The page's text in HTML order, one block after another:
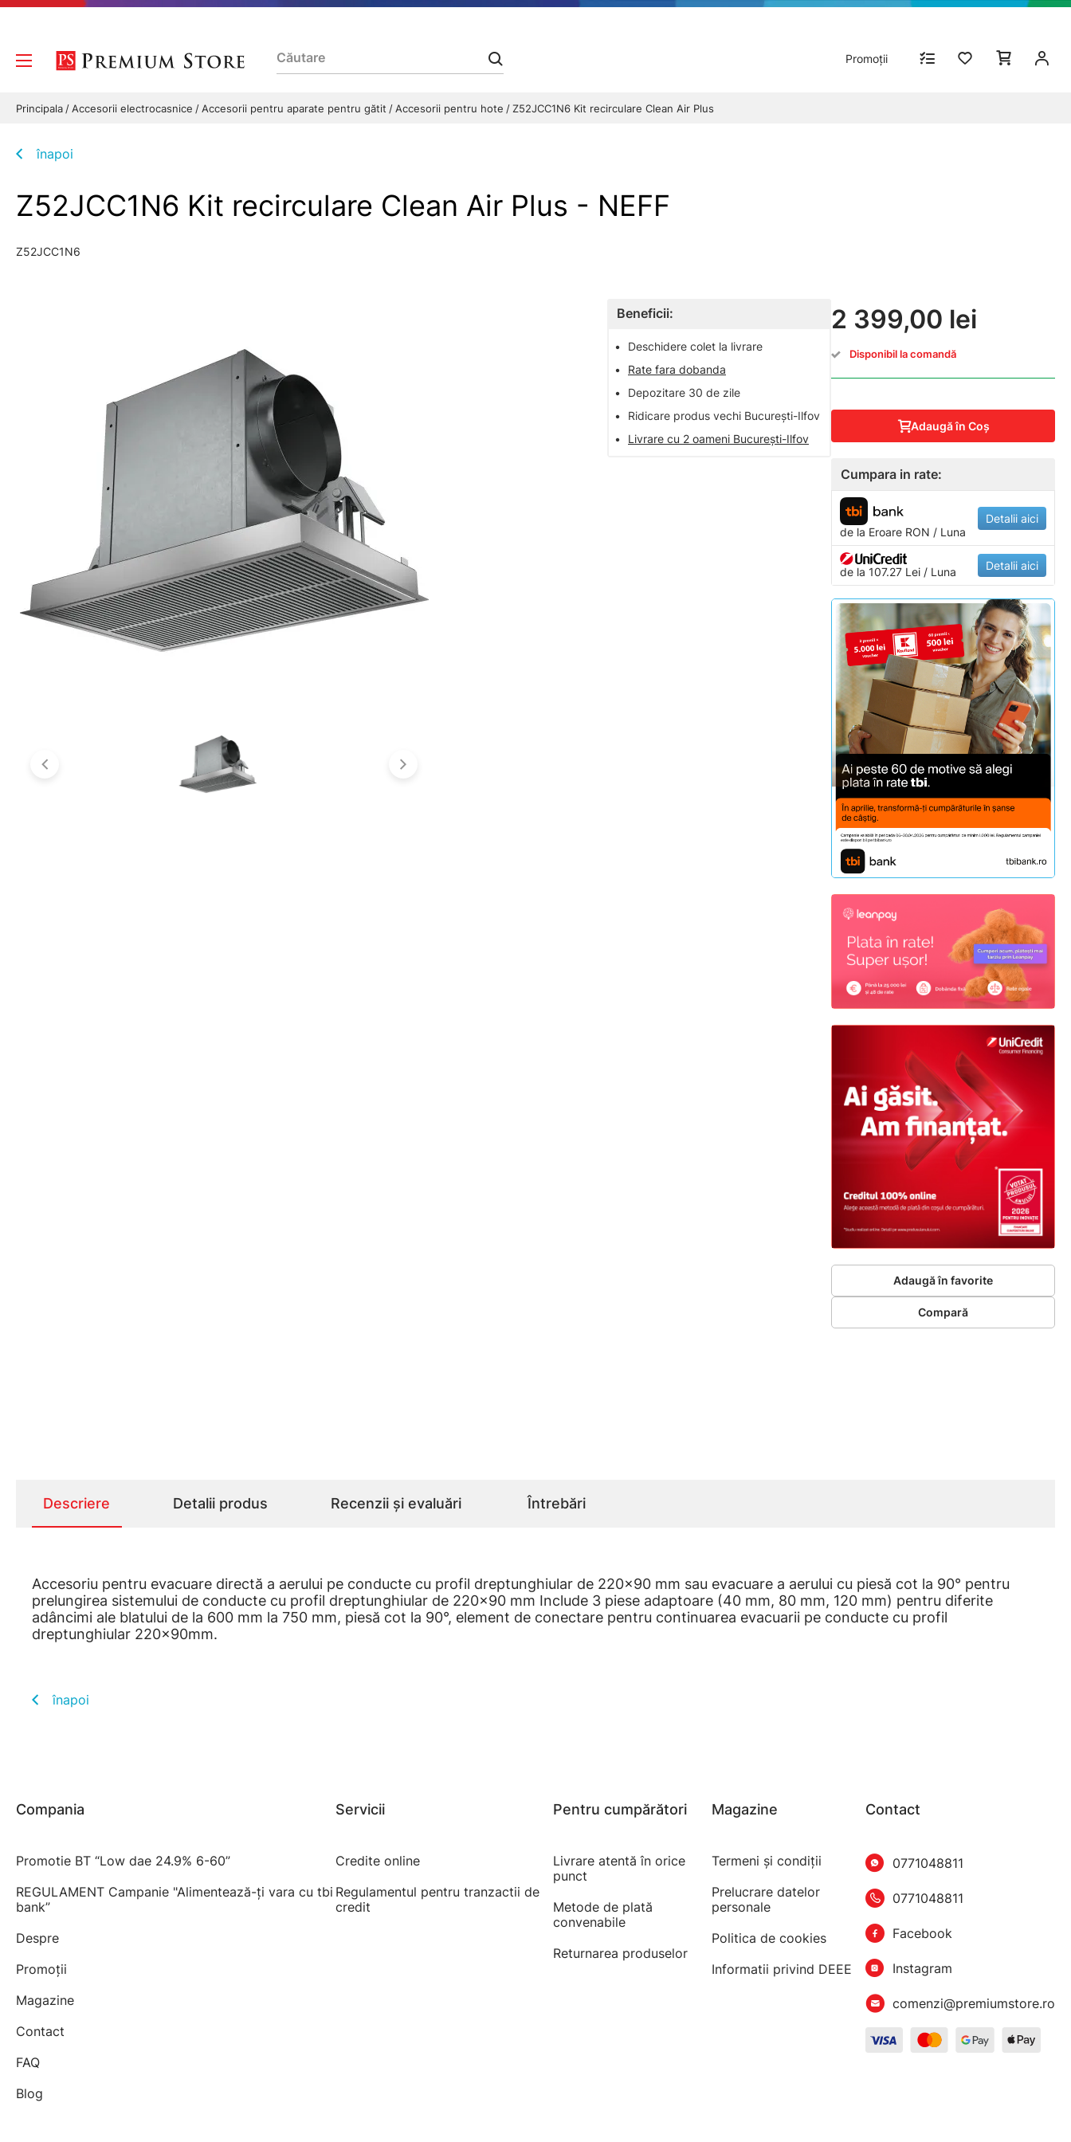
Promoții
Principala Accesorii electrocasnice Accesorii pentru aparate pentru gătit Accesorii pentru hote Z52JCC1N6 Kit recirculare Clean Air Plus
înapoi
Z52JCC1N6 Kit recirculare Clean Air Plus - NEFF
Z52JCC1N6
Beneficii:
•
Deschidere colet la livrare
•
Rate fara dobanda
•
Depozitare 30 de zile
•
Ridicare produs vechi București-Ilfov
•
Livrare cu 2 oameni București-Ilfov
2 399,00 lei
Disponibil la comandă
Adaugă în Coş
Cumpara in rate:
de la Eroare RON / Luna
Detalii aici
de la 107.27 Lei / Luna Detalii aici
Adaugă în favorite
Compară
Descriere Detalii produs Recenzii și evaluări Întrebări
Accesoriu pentru evacuare directă a aerului pe conducte cu profil dreptunghiular de 220x90 mm sau evacuare a aerului cu piesă cot la 90° pentru
prelungirea sistemului de conducte cu profil dreptunghiular de 220x90 mm Include 3 piese adaptoare (40 mm, 80 mm, 120 mm) pentru diferite
adâncimi ale blatului de la 600 mm la 750 mm, piesă cot la 90°, element de conectare pentru continuarea evacuarii pe conducte cu profil
dreptunghiular 220x90mm.
înapoi
Compania
Promotie BT “Low dae 24.9% 6-60”
REGULAMENT Campanie "Alimentează-ți vara cu tbi
bank”
Despre
Promoții
Magazine
Contact
FAQ
Blog
Servicii
Credite online
Regulamentul pentru tranzactii de
credit
Pentru cumpărători
Livrare atentă în orice
punct
Metode de plată
convenabile
Returnarea produselor
Magazine
Termeni şi condiţii
Prelucrare datelor
personale
Politica de cookies
Informatii privind DEEE
Contact
0771048811
0771048811
Facebook
Instagram
comenzi@premiumstore.ro